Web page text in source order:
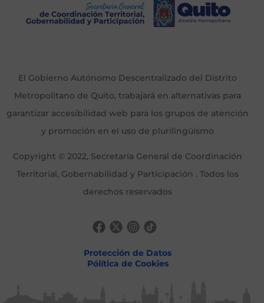
El Gobierno Autónomo Descentralizado del Distrito
Metropolitano de Quito, trabajará en alternativas para
garantizar accesibilidad web para los grupos de atención
y promoción en el uso de plurilingüismo
Copyright © 2022, Secretaría General de Coordinación
Territorial, Gobernabilidad y Participación . Todos los
derechos reservados
Protección de Datos
Pólítica de Cookies